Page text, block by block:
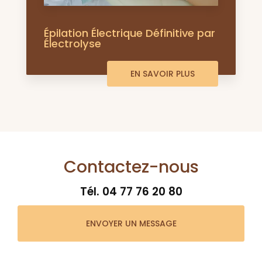
Épilation Électrique Définitive par
Électrolyse
EN SAVOIR PLUS
Contactez-nous
Tél. 04 77 76 20 80
ENVOYER UN MESSAGE